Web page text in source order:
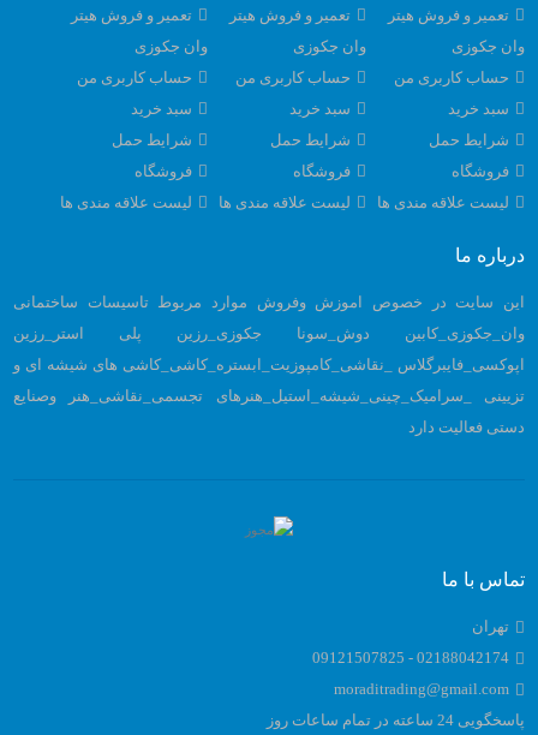
تعمیر و فروش هیتر
وان جکوزی
حساب کاربری من
سبد خرید
شرایط حمل
فروشگاه
لیست علاقه مندی ها
تعمیر و فروش هیتر
وان جکوزی
حساب کاربری من
سبد خرید
شرایط حمل
فروشگاه
لیست علاقه مندی ها
تعمیر و فروش هیتر
وان جکوزی
حساب کاربری من
سبد خرید
شرایط حمل
فروشگاه
لیست علاقه مندی ها
درباره ما
این سایت در خصوص اموزش وفروش موارد مربوط تاسیسات ساختمانی
وان_جکوزی_کابین دوش_سونا جکوزی_رزین پلی استر_رزین
اپوکسی_فایبرگلاس _نقاشی_کامپوزیت_ابستره_کاشی_کاشی های شیشه ای و
تزیینی _سرامیک_چینی_شیشه_استیل_هنرهای تجسمی_نقاشی_هنر وصنایع
دستی فعالیت دارد
تماس با ما
تهران
02188042174 - 09121507825
moraditrading@gmail.com
پاسخگویی 24 ساعته در تمام ساعات روز